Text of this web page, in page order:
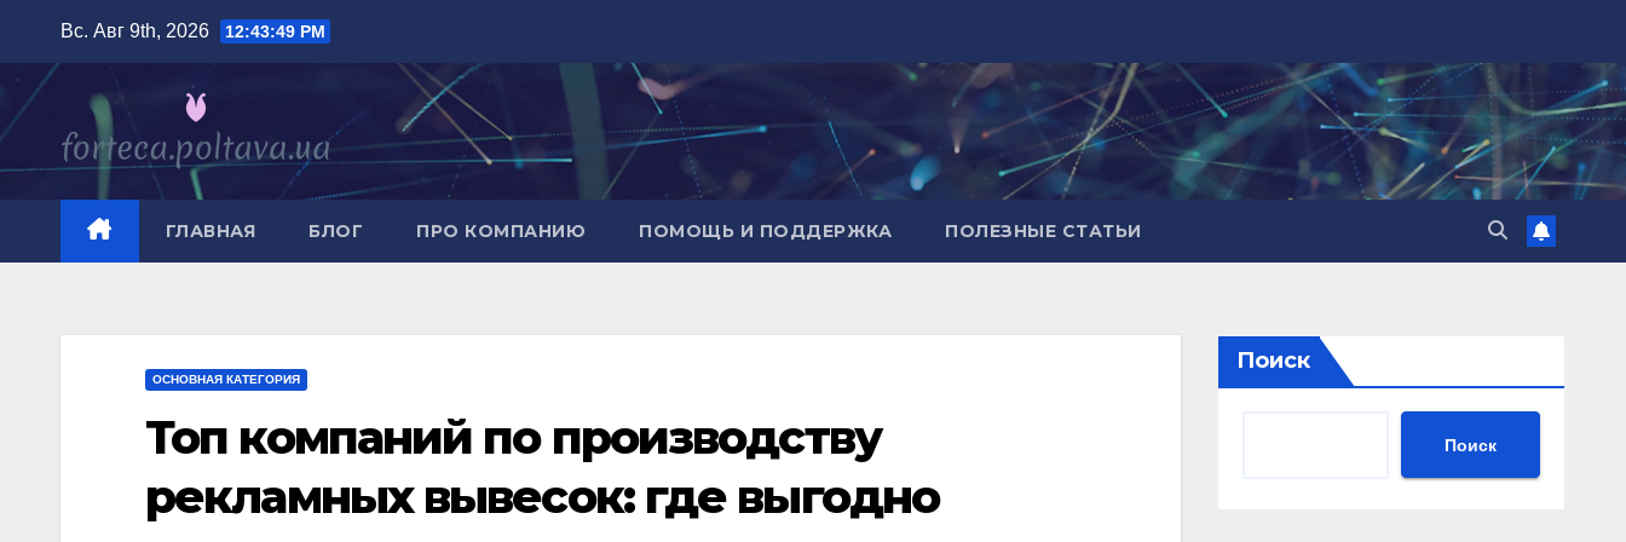
содержимому
Вс. Авг 9th, 2026 12:43:50 PM
ГЛАВНАЯ БЛОГ ПРО КОМПАНИЮ ПОМОЩЬ И ПОДДЕРЖКА ПОЛЕЗНЫЕ СТАТЬИ
ОСНОВНАЯ КАТЕГОРИЯ
Топ компаний по производству
рекламных вывесок: где выгодно
Поиск
Поиск